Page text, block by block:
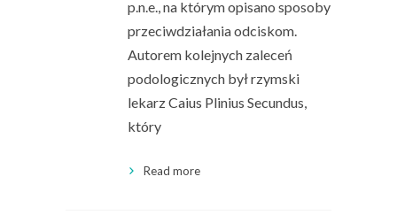
p.n.e., na którym opisano sposoby
przeciwdziałania odciskom.
Autorem kolejnych zaleceń
podologicznych był rzymski
lekarz Caius Plinius Secundus,
który
Read more